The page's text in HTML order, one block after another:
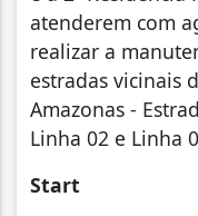
atenderem com
realizar a
estradas vicinais
Amazonas -
Linha 02 e Linha
Start